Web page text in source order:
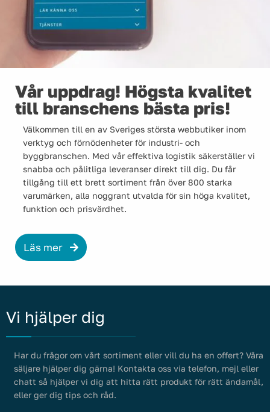
Vår uppdrag! Högsta kvalitet
till branschens bästa pris!
Välkommen till en av Sveriges största webbutiker inom
verktyg och förnödenheter för industri- och
byggbranschen. Med vår effektiva logistik säkerställer vi
snabba och pålitliga leveranser direkt till dig. Du får
tillgång till ett brett sortiment från över 800 starka
varumärken, alla noggrant utvalda för sin höga kvalitet,
funktion och prisvärdhet.
Läs mer
Vi hjälper dig
Har du frågor om vårt sortiment eller vill du ha en offert? Våra
säljare hjälper dig gärna! Kontakta oss via telefon, mejl eller
chatt så hjälper vi dig att hitta rätt produkt för rätt ändamål,
eller ger dig tips och råd.